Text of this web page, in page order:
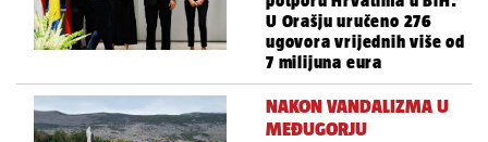
U Orašju uručeno 276
ugovora vrijednih više od
7 milijuna eura
NAKON VANDALIZMA U
MEĐUGORJU